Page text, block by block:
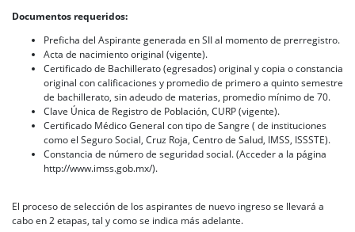
Documentos requeridos:
Preficha del Aspirante generada en SII al momento de prerregistro.
Acta de nacimiento original (vigente).
Certificado de Bachillerato (egresados) original y copia o constancia
original con calificaciones y promedio de primero a quinto semestre
de bachillerato, sin adeudo de materias, promedio mínimo de 70.
Clave Única de Registro de Población, CURP (vigente).
Certificado Médico General con tipo de Sangre ( de instituciones
como el Seguro Social, Cruz Roja, Centro de Salud, IMSS, ISSSTE).
Constancia de número de seguridad social. (Acceder a la página
http://www.imss.gob.mx/).
El proceso de selección de los aspirantes de nuevo ingreso se llevará a
cabo en 2 etapas, tal y como se indica más adelante.